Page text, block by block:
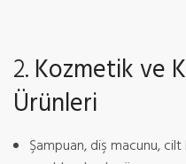
2. Kozmetik ve
Ürünleri
Şampuan, diş macunu,